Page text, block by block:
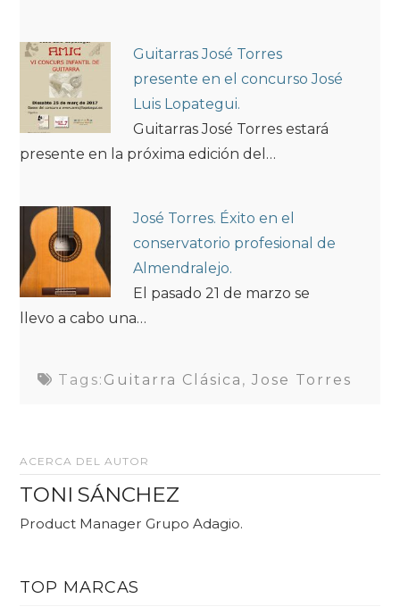
Guitarras José Torres
presente en el concurso José
Luis Lopategui.
Guitarras José Torres estará
presente en la próxima edición del…
José Torres. Éxito en el
conservatorio profesional de
Almendralejo.
El pasado 21 de marzo se
llevo a cabo una…
Tags: Guitarra Clásica ,Jose Torres
ACERCA DEL AUTOR
TONI SÁNCHEZ
Product Manager Grupo Adagio.
TOP MARCAS